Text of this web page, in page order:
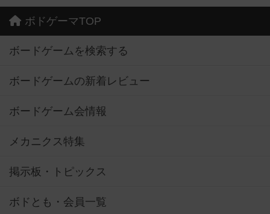
ボドゲーマTOP
ボードゲームを検索する
ボードゲームの新着レビュー
ボードゲーム会情報
メカニクス特集
掲示板・トピックス
ボドとも・会員一覧